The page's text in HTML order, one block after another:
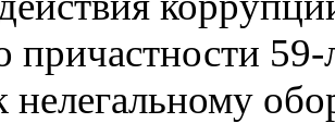
причастности 59-
нелегальному